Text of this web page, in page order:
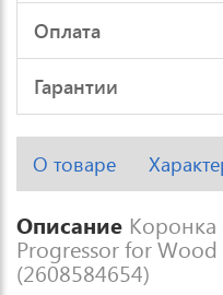
Оплата
Гарантии
О товаре
Описание Коронка
Progressor for
(2608584654)